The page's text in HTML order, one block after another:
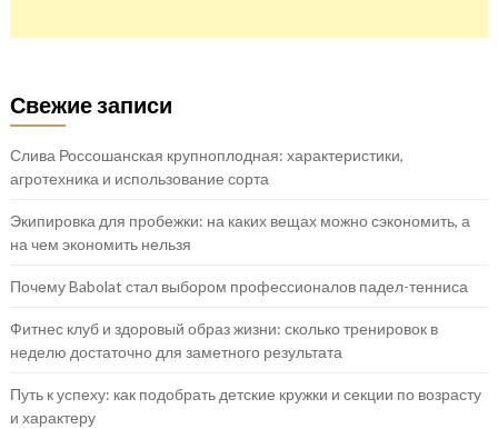
Свежие записи
Слива Россошанская крупноплодная: характеристики,
агротехника и использование сорта
Экипировка для пробежки: на каких вещах можно сэкономить, а
на чем экономить нельзя
Почему Babolat стал выбором профессионалов падел-тенниса
Фитнес клуб и здоровый образ жизни: сколько тренировок в
неделю достаточно для заметного результата
Путь к успеху: как подобрать детские кружки и секции по возрасту
и характеру